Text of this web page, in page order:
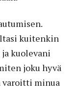
kuitenkin
kuolevani
joku hyvä
varoitti minua